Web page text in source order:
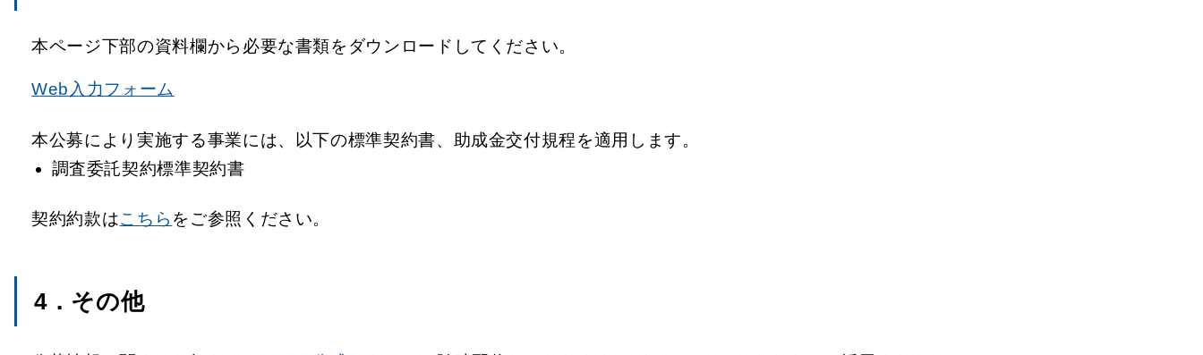
本ページ下部の資料欄から必要な書類をダウンロードしてください。
Web入力フォーム
本公募により実施する事業には、以下の標準契約書、助成金交付規程を適用します。
調査委託契約標準契約書
契約約款はこちら をご参照ください。
4．その他